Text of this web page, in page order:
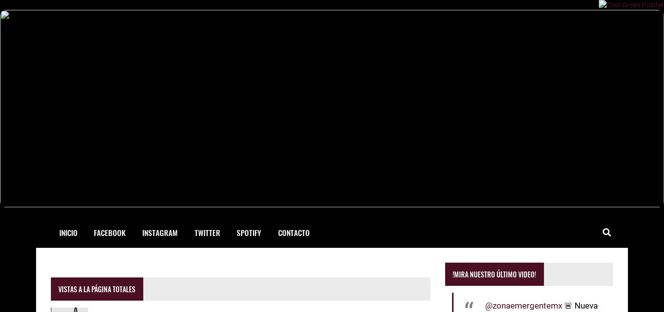
INICIO FACEBOOK INSTAGRAM TWITTER SPOTIFY CONTACTO
VISTAS A LA PÁGINA TOTALES
!MIRA NUESTRO ÚLTIMO VIDEO!
@zonaemergentemx 🚨 Nueva